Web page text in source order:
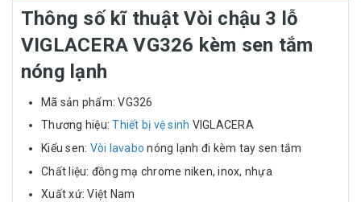
Thông số kĩ thuật Vòi chậu 3 lỗ
VIGLACERA VG326 kèm sen tắm
nóng lạnh
Mã sản phẩm: VG326
Thương hiệu:Thiết bị vệ sinh VIGLACERA
Kiểu sen: Vòi lavabo nóng lạnh đi kèm tay sen tắm
Chất liệu: đồng mạ chrome niken, inox, nhựa
Xuất xứ: Việt Nam